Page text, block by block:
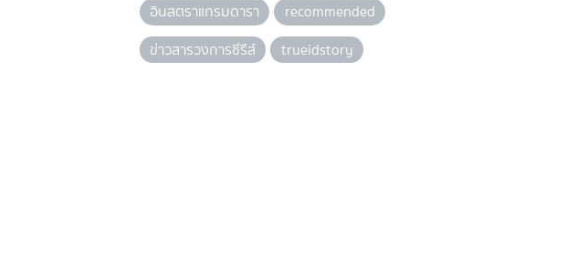
อินสตราแกรมดารา
recommended
ข่าวสารวงการซีรีส์
trueidstory